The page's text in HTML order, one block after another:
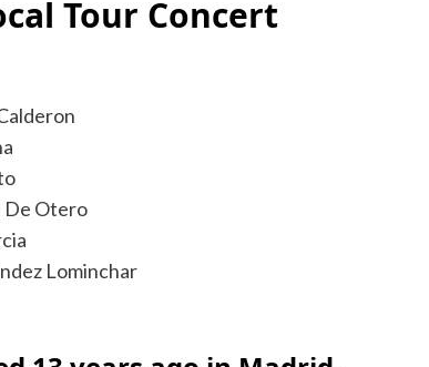
Tour Concert
De Otero
Lominchar